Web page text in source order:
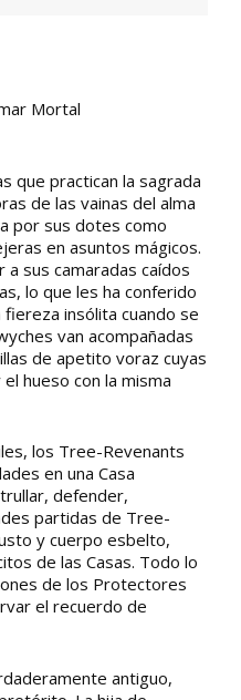
Mortal
que practican la sagrada
de las vainas del alma
por sus dotes como
en asuntos mágicos.
sus camaradas caídos
lo que les ha conferido
insólita cuando se
van acompañadas
de apetito voraz cuyas
hueso con la misma
los Tree-Revenants
en una Casa
defender,
partidas de Tree-
y cuerpo esbelto,
de las Casas. Todo lo
de los Protectores
el recuerdo de
antiguo,